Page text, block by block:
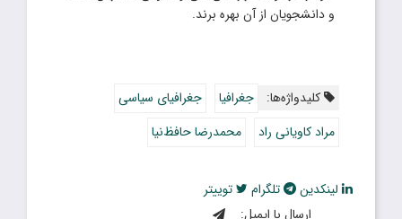
و دانشجویان از آن بهره برند.
کلیدواژه‌ها: جغرافیا
جغرافیای سیاسی
مراد کاویانی راد
محمدرضا حافظ‌نیا
لینکدین تلگرام
توییتر
ارسال با ایمیل: